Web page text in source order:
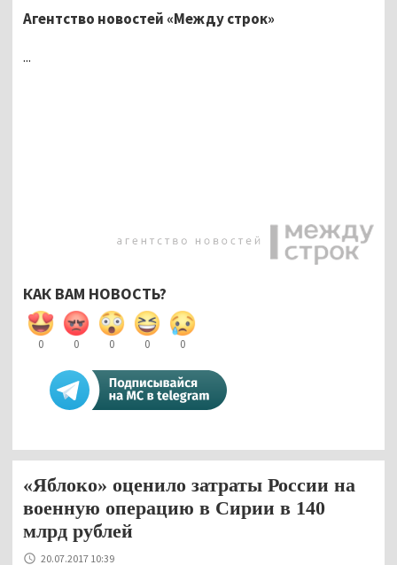
Агентство новостей «Между строк»
...
КАК ВАМ НОВОСТЬ?
0 0 0 0 0
«Яблоко» оценило затраты России на
военную операцию в Сирии в 140
млрд рублей
20.07.2017 10:39